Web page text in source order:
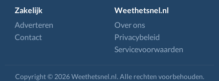
Zakelijk
Adverteren
Contact
Weethetsnel.nl
Over ons
Privacybeleid
Servicevoorwaarden
Copyright © 2026 Weethetsnel.nl. Alle rechten voorbehouden.